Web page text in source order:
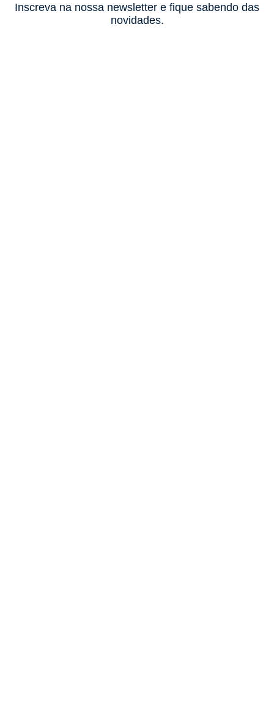
Inscreva na nossa newsletter e fique sabendo das
novidades.